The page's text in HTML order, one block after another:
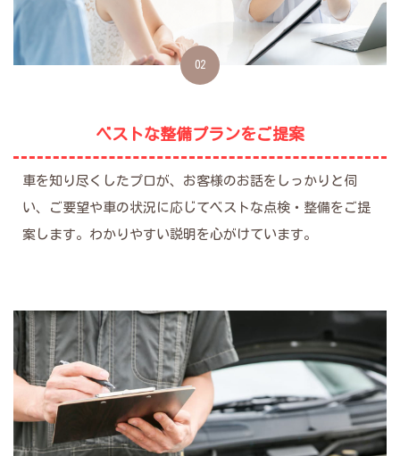
02
ベストな整備プランをご提案
車を知り尽くしたプロが、お客様のお話をしっかりと伺
い、ご要望や車の状況に応じてベストな点検・整備をご提
案します。わかりやすい説明を心がけています。